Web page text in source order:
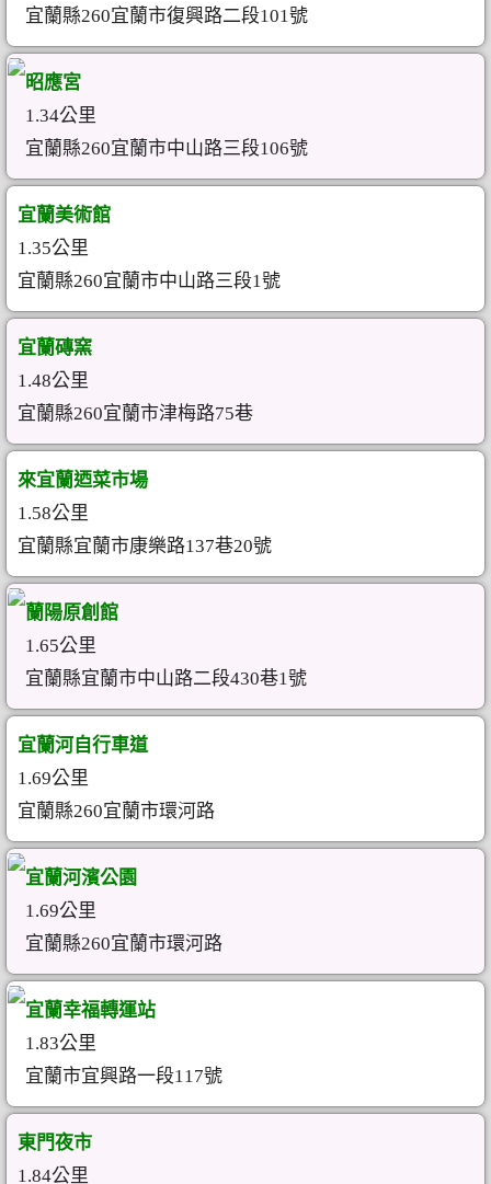
宜蘭縣260宜蘭市復興路二段101號
昭應宮
1.34公里
宜蘭縣260宜蘭市中山路三段106號
宜蘭美術館
1.35公里
宜蘭縣260宜蘭市中山路三段1號
宜蘭磚窯
1.48公里
宜蘭縣260宜蘭市津梅路75巷
來宜蘭迺菜市場
1.58公里
宜蘭縣宜蘭市康樂路137巷20號
蘭陽原創館
1.65公里
宜蘭縣宜蘭市中山路二段430巷1號
宜蘭河自行車道
1.69公里
宜蘭縣260宜蘭市環河路
宜蘭河濱公園
1.69公里
宜蘭縣260宜蘭市環河路
宜蘭幸福轉運站
1.83公里
宜蘭市宜興路一段117號
東門夜市
1.84公里